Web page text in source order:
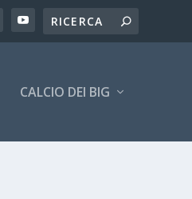
CALCIO DEI BIG